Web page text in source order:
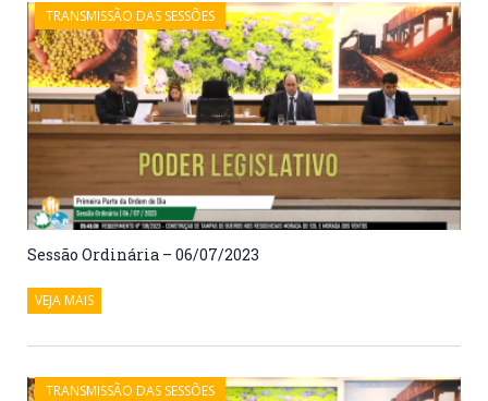
TRANSMISSÃO DAS SESSÕES
Sessão Ordinária – 06/07/2023
VEJA MAIS
TRANSMISSÃO DAS SESSÕES